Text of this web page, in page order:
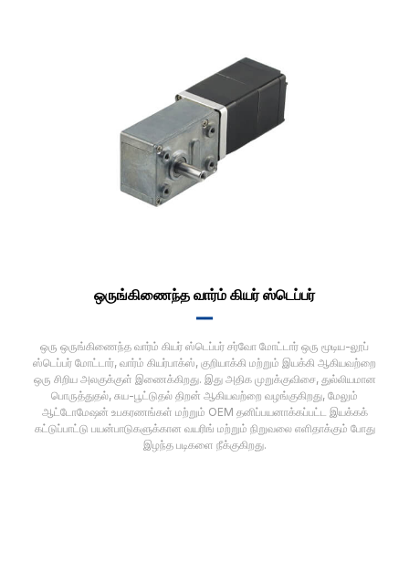
ஒருங்கிணைந்த வார்ம் கியர் ஸ்டெப்பர்
▂▂
ஒரு ஒருங்கிணைந்த வார்ம் கியர் ஸ்டெப்பர் சர்வோ மோட்டார் ஒரு மூடிய-லூப்
ஸ்டெப்பர் மோட்டார், வார்ம் கியர்பாக்ஸ், குறியாக்கி மற்றும் இயக்கி ஆகியவற்றை
ஒரு சிறிய அலகுக்குள் இணைக்கிறது. இது அதிக முறுக்குவிசை, துல்லியமான
பொருத்துதல், சுய-பூட்டுதல் திறன் ஆகியவற்றை வழங்குகிறது, மேலும்
ஆட்டோமேஷன் உபகரணங்கள் மற்றும் OEM தனிப்பயனாக்கப்பட்ட இயக்கக்
கட்டுப்பாட்டு பயன்பாடுகளுக்கான வயரிங் மற்றும் நிறுவலை எளிதாக்கும் போது
இழந்த படிகளை நீக்குகிறது.